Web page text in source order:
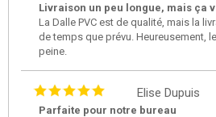
Livraison un peu longue, mais ça
La Dalle PVC est de qualité, mais la
de temps que prévu. Heureusement,
peine.
Elise Dupuis
Parfaite pour notre bureau